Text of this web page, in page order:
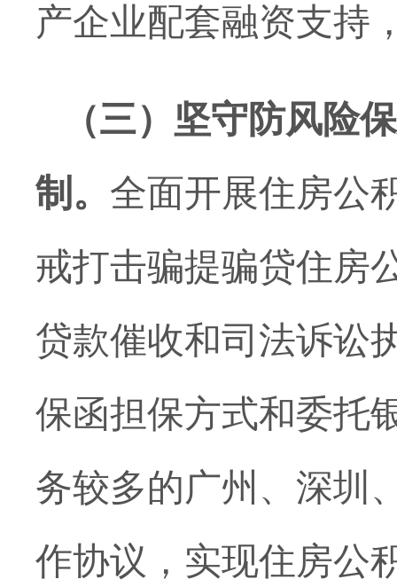
产企业配套融资支持
（三）坚守防风险
制。 全面开展住房公
戒打击骗提骗贷住房
贷款催收和司法诉讼
保函担保方式和委托
务较多的广州、深圳
作协议，实现住房公